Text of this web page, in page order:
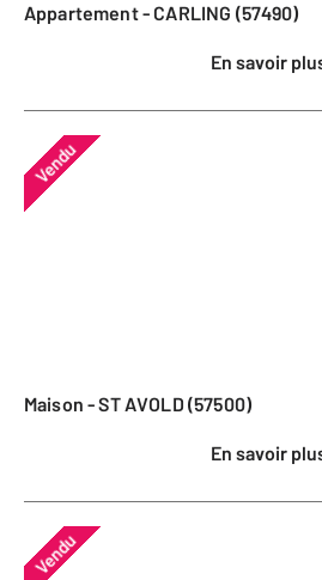
Appartement - CARLING (57490)
En savoir
Vendu
Maison - ST AVOLD (57500)
En savoir
Vendu